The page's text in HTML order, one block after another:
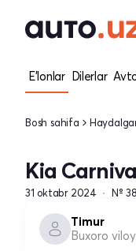
E'lonlar Dilerlar
Bosh sahifa
Kia
31 oktabr 2024 №
Timur
Buxoro